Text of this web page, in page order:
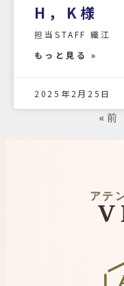
H，K様
担当STAFF 織江
もっと見る »
2025年2月25日
« 前
アテ